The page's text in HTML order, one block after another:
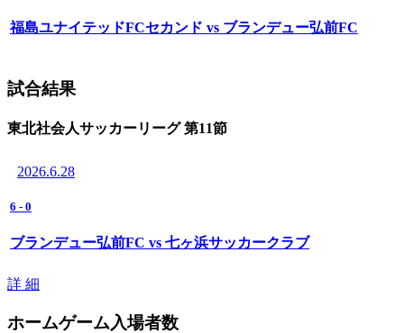
福島ユナイテッドFCセカンド vs ブランデュー弘前FC
試合結果
東北社会人サッカーリーグ 第11節
2026.6.28
6 - 0
ブランデュー弘前FC vs 七ヶ浜サッカークラブ
詳 細
ホームゲーム入場者数